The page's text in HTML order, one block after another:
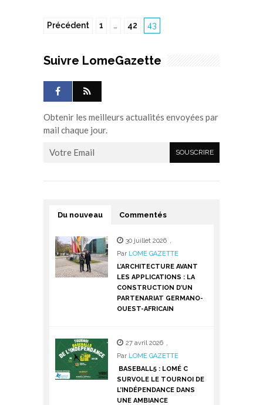
Précédent 1 42 43
Suivre LomeGazette
Obtenir les meilleurs actualités envoyées par
mail chaque jour.
Du nouveau Commentés
30 juillet 2026 ,
Par LOME GAZETTE
L’ARCHITECTURE AVANT
LES APPLICATIONS : LA
CONSTRUCTION D’UN
PARTENARIAT GERMANO-
OUEST-AFRICAIN
27 avril 2026 ,
Par LOME GAZETTE
BASEBALL5 : LOMÉ C
SURVOLE LE TOURNOI DE
L’INDÉPENDANCE DANS
UNE AMBIANCE